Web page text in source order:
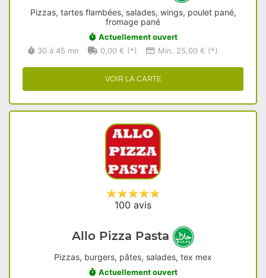
Pizzas, tartes flambées, salades, wings, poulet pané,
fromage pané
Actuellement ouvert
30 à 45 mn
0,00 € (*) Min. 25,00 € (*)
VOIR LA CARTE
100 avis
Allo Pizza Pasta
Pizzas, burgers, pâtes, salades, tex mex
Actuellement ouvert